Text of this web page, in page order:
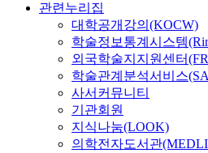
관련누리집
대학공개강의(KOCW)
학술정보통계시스템
외국학술지지원센터
학술관계분석서비스
사서커뮤니티
기관회원
지식나눔(LOOK)
의학전자도서관